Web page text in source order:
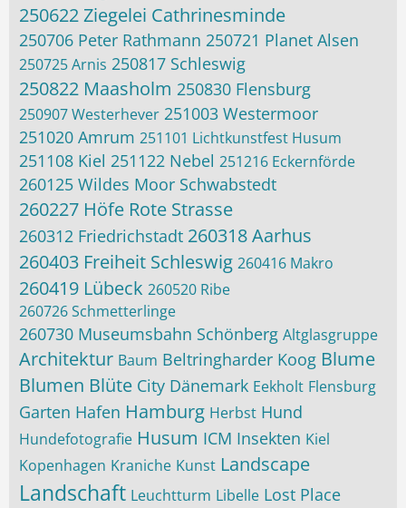
250622 Ziegelei Cathrinesminde
250706 Peter Rathmann 250721 Planet Alsen
250725 Arnis 250817 Schleswig
250822 Maasholm 250830 Flensburg
250907 Westerhever 251003 Westermoor
251020 Amrum 251101 Lichtkunstfest Husum
251108 Kiel 251122 Nebel 251216 Eckernförde
260125 Wildes Moor Schwabstedt
260227 Höfe Rote Strasse
260312 Friedrichstadt 260318 Aarhus
260403 Freiheit Schleswig 260416 Makro
260419 Lübeck 260520 Ribe
260726 Schmetterlinge
260730 Museumsbahn Schönberg Altglasgruppe
Architektur Baum Beltringharder Koog Blume
Blumen Blüte City Dänemark Eekholt Flensburg
Garten Hafen Hamburg Herbst Hund
Hundefotografie Husum ICM Insekten Kiel
Kopenhagen Kraniche Kunst Landscape
Landschaft Leuchtturm Libelle Lost Place